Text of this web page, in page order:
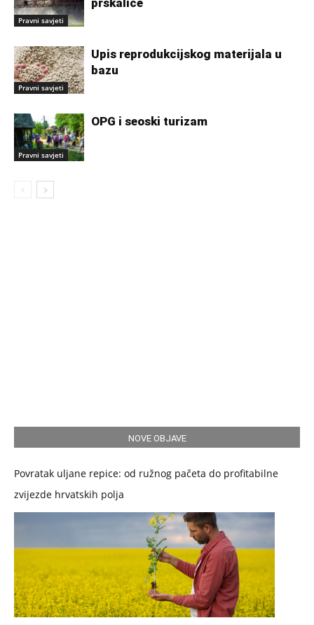
Pravni savjeti
Pravni savjeti
Upis reprodukcijskog materijala u
bazu
Pravni savjeti
OPG i seoski turizam
NOVE OBJAVE
Povratak uljane repice: od ružnog pačeta do profitabilne
zvijezde hrvatskih polja